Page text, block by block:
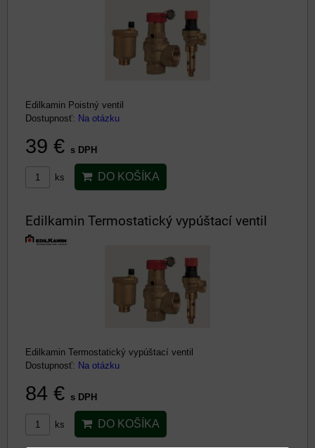
Edilkamin Poistný ventil
Dostupnosť: Na otázku
39 € s DPH
ks DO KOŠÍKA
Edilkamin Termostatický vypúštací ventil
Edilkamin Termostatický vypúštací ventil
Dostupnosť: Na otázku
84 € s DPH
ks DO KOŠÍKA